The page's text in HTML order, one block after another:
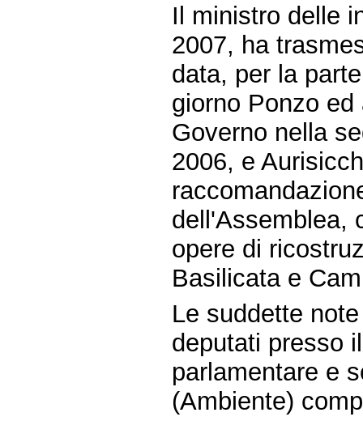
Il ministro delle
2007, ha
data, per la
giorno Ponzo
Governo nella
2006, e
dell'Assemblea,
opere di
Basilicata e
Le suddette
deputati presso
parlamentare e
(Ambiente)